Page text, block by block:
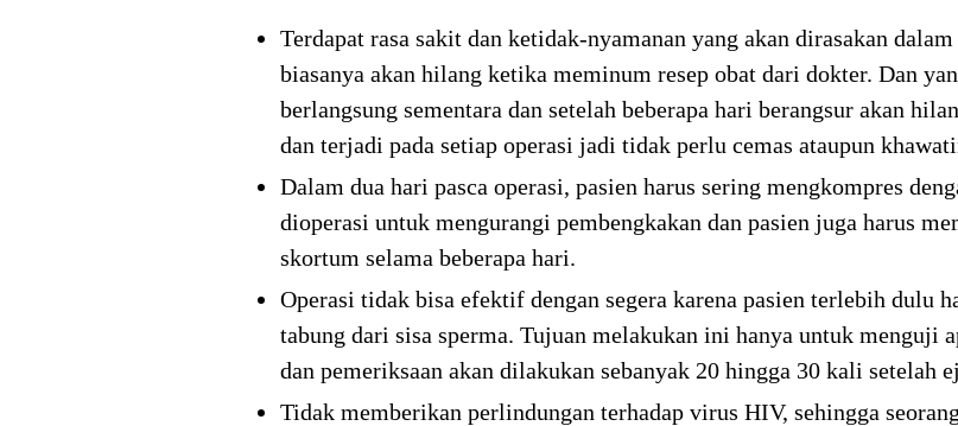
Terdapat rasa sakit dan ketidak-nyamanan yang akan dirasakan
biasanya akan hilang ketika meminum resep obat dari dokter. Dan
berlangsung sementara dan setelah beberapa hari berangsur akan
dan terjadi pada setiap operasi jadi tidak perlu cemas ataupun
Dalam dua hari pasca operasi, pasien harus sering mengkompres
dioperasi untuk mengurangi pembengkakan dan pasien juga harus
skortum selama beberapa hari.
Operasi tidak bisa efektif dengan segera karena pasien terlebih dulu
tabung dari sisa sperma. Tujuan melakukan ini hanya untuk menguji
dan pemeriksaan akan dilakukan sebanyak 20 hingga 30 kali setelah
Tidak memberikan perlindungan terhadap virus HIV, sehingga